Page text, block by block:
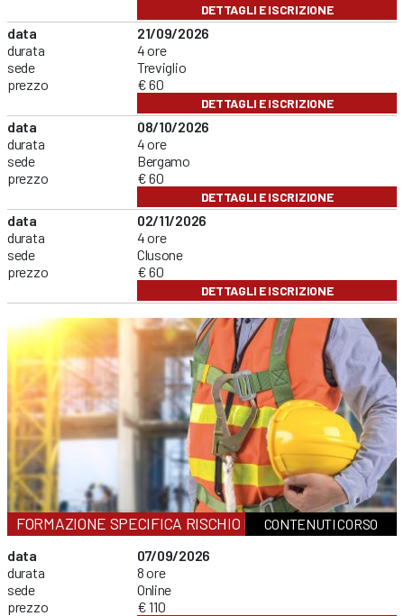
DETTAGLI E ISCRIZIONE
data
durata
sede
prezzo
21/09/2026
4 ore
Treviglio
€ 60
DETTAGLI E ISCRIZIONE
data
durata
sede
prezzo
08/10/2026
4 ore
Bergamo
€ 60
DETTAGLI E ISCRIZIONE
data
durata
sede
prezzo
02/11/2026
4 ore
Clusone
€ 60
DETTAGLI E ISCRIZIONE
FORMAZIONE SPECIFICA RISCHIO MEDIOCONTENUTI CORSO
data
durata
sede
prezzo
07/09/2026
8 ore
Online
€ 110